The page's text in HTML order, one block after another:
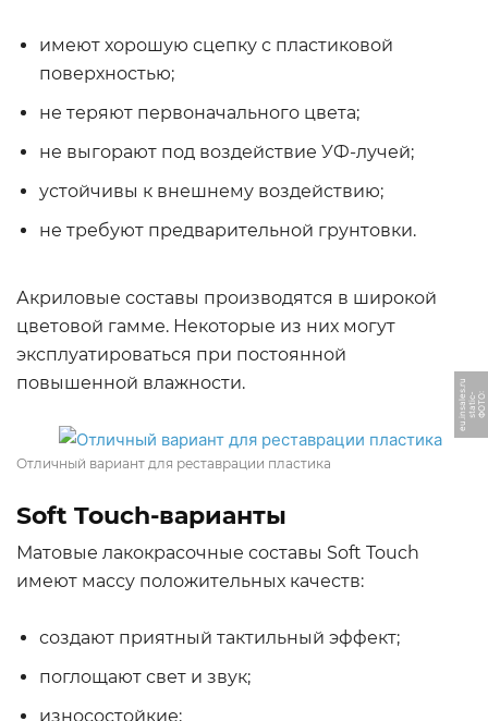
имеют хорошую сцепку с пластиковой
поверхностью;
не теряют первоначального цвета;
не выгорают под воздействие УФ-лучей;
устойчивы к внешнему воздействию;
не требуют предварительной грунтовки.
Акриловые составы производятся в широкой
цветовой гамме. Некоторые из них могут
эксплуатироваться при постоянной
повышенной влажности.
Ф
О
Т
О:
s
t
a
ti
c
-
e
u.i
n
s
al
e
s.
r
u
Отличный вариант для реставрации пластика
Soft Touch-варианты
Матовые лакокрасочные составы Soft Touch
имеют массу положительных качеств:
создают приятный тактильный эффект;
поглощают свет и звук;
износостойкие;